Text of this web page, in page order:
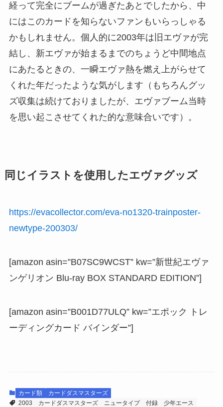
経って完全にブームが過ぎたあとでしたから、中
にはこのカードを知らないファンもいらっしゃる
かもしれません。個人的に2003年は旧エヴァが完
結し、新エヴァが始まるまでのちょうど中間地点
にあたるときの、一瞬エヴァ熱を燃え上がらせて
くれた年だったような気がします（もちろんグッ
ズ収集は続けておりましたが、エヴァブーム当時
を思い起こさせてくれた的な意味合いです）。
同じイラストを使用したエヴァグッズ
https://evacollector.com/eva-no1320-trainposter-
newtype-200303/
[amazon asin=”B07SC9WCST” kw=”新世紀エヴァ
ンゲリオン Blu-ray BOX STANDARD EDITION”]
[amazon asin=”B001D77ULQ” kw=”エポック トレ
ーディングカード バインダー”]
カード類
カードダスマスターズ
2003
カードダスマスターズ ニュータイプ 付録
少年エース